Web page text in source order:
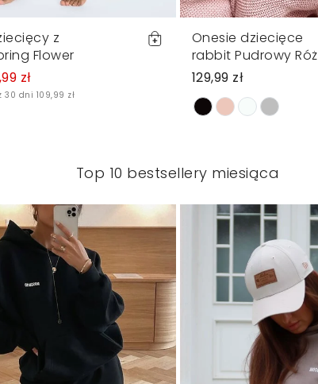
z
Flower
zł
dni 109,99 zł
Onesie dziecięce
rabbit Pudrowy Róż
129,99 zł
Top 10 bestsellery miesiąca